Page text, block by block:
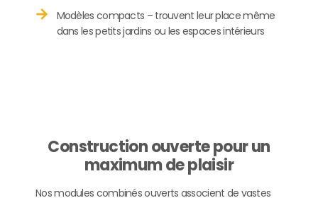
Modèles compacts – trouvent leur place même
dans les petits jardins ou les espaces intérieurs
Construction ouverte pour un
maximum de plaisir
Nos modules combinés ouverts associent de vastes